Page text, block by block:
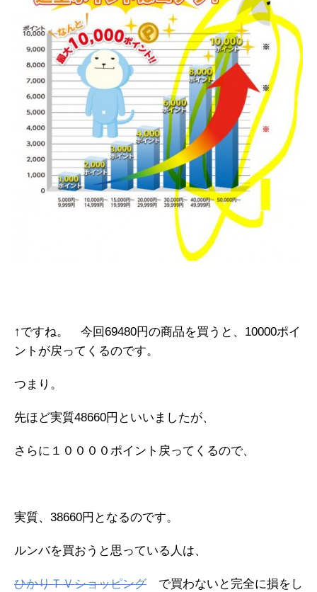
↑ですね。 今回69480円の商品を買うと、10000ポイ
ントが戻ってくるのです。
つまり。
先ほど実質48660円といいましたが、
さらに１００００ポイント戻ってくるので、
実質、38660円となるのです。
ルンバを買おうと思っている人は、
ひかりＴＶショッピング で買わないと完全に損をし